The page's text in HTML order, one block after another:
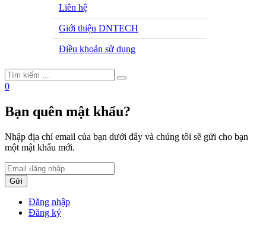
Liên hệ
Giới thiệu DNTECH
Điều khoản sử dụng
0
Bạn quên mật khẩu?
Nhập địa chỉ email của bạn dưới đây và chúng tôi sẽ gửi cho bạn
một mật khẩu mới.
Gửi
Đăng nhập
Đăng ký